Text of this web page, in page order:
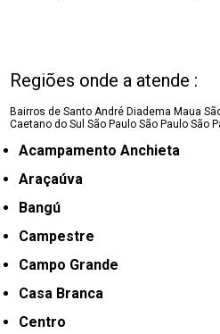
Regiões onde a atende :
Bairros de Santo André Diadema Maua
Caetano do SulSão Paulo São Paulo São
Acampamento Anchieta
Araçaúva
Bangú
Campestre
Campo Grande
Casa Branca
Centro